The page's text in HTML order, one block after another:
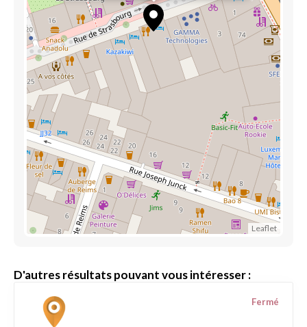
Leaflet
D'autres résultats pouvant vous intéresser :
Fermé